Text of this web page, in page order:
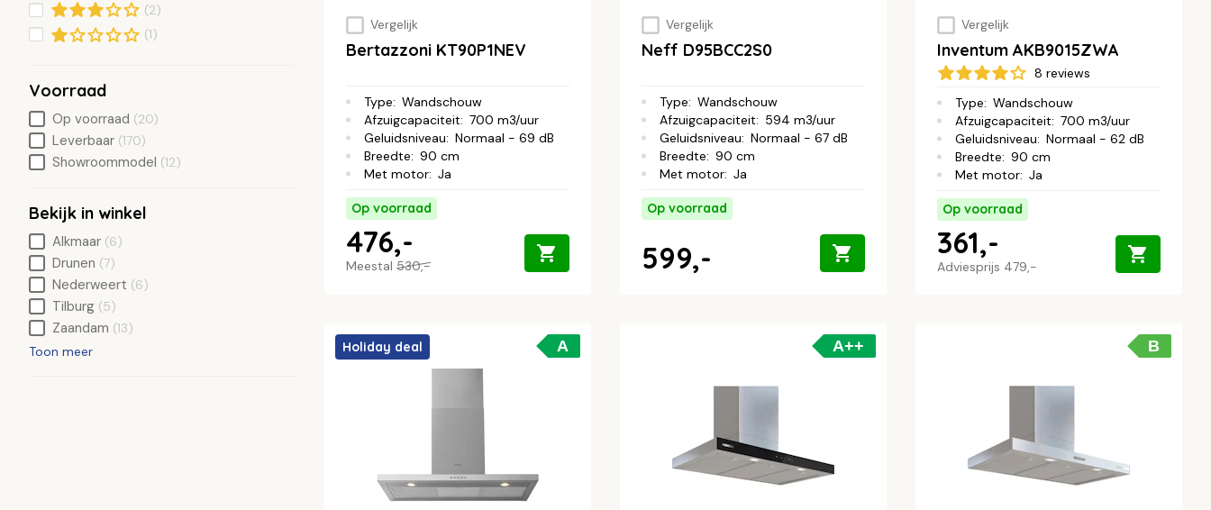
Vergelijk
Bertazzoni KT90P1NEV
Type: Wandschouw
Afzuigcapaciteit: 700 m3/uur
Geluidsniveau: Normaal - 69 dB
Breedte: 90 cm
Met motor: Ja
Op voorraad
Meestal 530,-
476,-
Vergelijk
Neff D95BCC2S0
Type: Wandschouw
Afzuigcapaciteit: 594 m3/uur
Geluidsniveau: Normaal - 67 dB
Breedte: 90 cm
Met motor: Ja
Op voorraad
599,-
Vergelijk
Inventum AKB9015ZWA
8 reviews
Type: Wandschouw
Afzuigcapaciteit: 700 m3/uur
Geluidsniveau: Normaal - 62 dB
Breedte: 90 cm
Met motor: Ja
Op voorraad
Adviesprijs 479,-
361,-
A
Holiday deal A++ B
(2)
(1)
Voorraad
Op voorraad (20)
Leverbaar (170)
Showroommodel (12)
Bekijk in winkel
Alkmaar (6)
Drunen (7)
Nederweert (6)
Tilburg (5)
Zaandam (13)
Toon meer